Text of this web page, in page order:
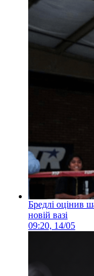
Бредлі оцінив
новій вазі
09:20, 14/05